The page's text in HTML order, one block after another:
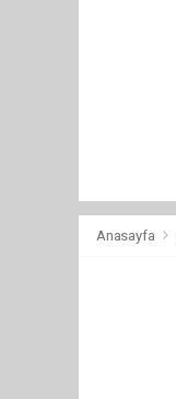
Anasayfa